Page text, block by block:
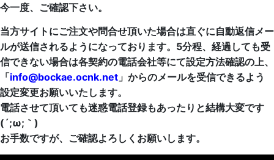
今一度、ご確認下さい。
当方サイトにご注文や問合せ頂いた場合は直ぐに自動返信メー
ルが送信されるようになっております。5分程、経過しても受
信できない場合は各契約の電話会社等にて設定方法確認の上、
「info@bockae.ocnk.net 」からのメールを受信できるよう
設定変更お願いいたします。
電話させて頂いても迷惑電話登録もあったりと結構大変です
(´;ω;｀)
お手数ですが、ご確認よろしくお願いします。